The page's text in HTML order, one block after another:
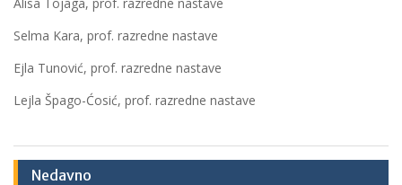
Selma Kara, prof. razredne nastave
Ejla Tunović, prof. razredne nastave
Lejla Špago-Ćosić, prof. razredne nastave
Nedavno